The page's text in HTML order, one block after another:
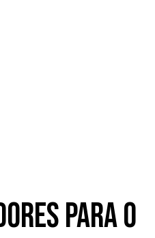
para o